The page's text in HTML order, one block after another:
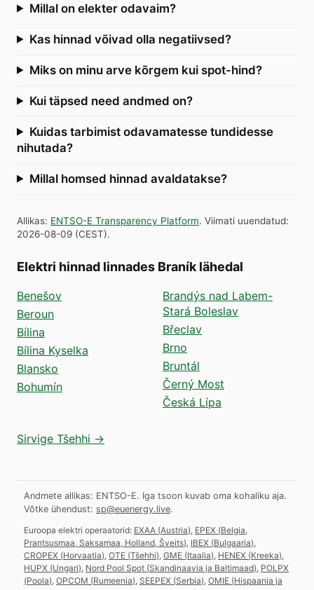
Millal on elekter odavaim?
Kas hinnad võivad olla negatiivsed?
Miks on minu arve kõrgem kui spot-hind?
Kui täpsed need andmed on?
Kuidas tarbimist odavamatesse tundidesse
nihutada?
Millal homsed hinnad avaldatakse?
Allikas: ENTSO-E Transparency Platform. Viimati uuendatud:
2026-08-09 (CEST).
Elektri hinnad linnades Braník lähedal
Benešov
Beroun
Bílina
Bílina Kyselka
Blansko
Bohumín
Brandýs nad Labem-
Stará Boleslav
Břeclav
Brno
Bruntál
Černý Most
Česká Lípa
Sirvige Tšehhi →
Andmete allikas: ENTSO-E. Iga tsoon kuvab oma kohaliku aja.
Võtke ühendust: sp@euenergy.live.
Euroopa elektri operaatorid: EXAA (Austria) EPEX (Belgia,
Prantsusmaa, Saksamaa, Holland, Šveits) IBEX (Bulgaaria)
CROPEX (Horvaatia) OTE (Tšehhi) GME (Itaalia) HENEX (Kreeka)
HUPX (Ungari) Nord Pool Spot (Skandinaavia ja Baltimaad) POLPX
(Poola) OPCOM (Rumeenia) SEEPEX (Serbia) OMIE (Hispaania ja